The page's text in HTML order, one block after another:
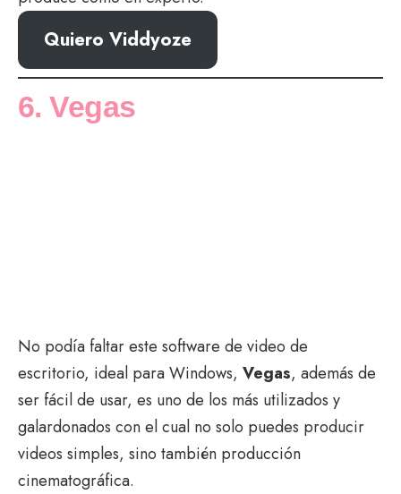
Quiero Viddyoze
6. Vegas
No podía faltar este software de video de
escritorio, ideal para Windows, Vegas, además de
ser fácil de usar, es uno de los más utilizados y
galardonados con el cual no solo puedes producir
videos simples, sino también producción
cinematográfica.